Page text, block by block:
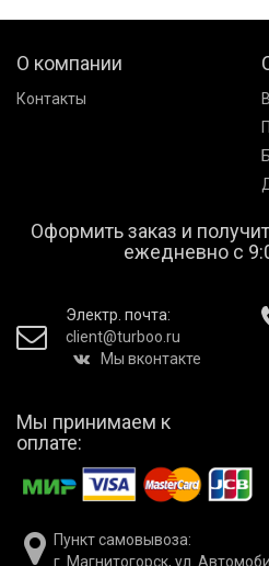
О компании
Контакты
Оформить заказ и
ежедневно с
Электр. почта:
client@turboo.ru
Мы вконтакте
Мы принимаем к
оплате:
Пункт самовывоза:
г. Магнитогорск, ул.